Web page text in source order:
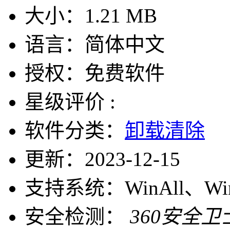
大小： 1.21 MB
语言： 简体中文
授权： 免费软件
星级评价 :
软件分类： 卸载清除
更新： 2023-12-15
支持系统： WinAll、
安全检测：
360安全卫